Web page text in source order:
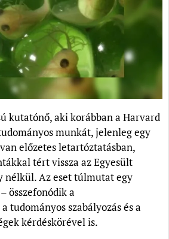
kutatónő, aki korábban a Harvard
munkát, jelenleg egy
előzetes letartóztatásban,
tért vissza az Egyesült
nélkül. Az eset túlmutat egy
összefonódik a
tudományos szabályozás és a
kérdéskörével is.